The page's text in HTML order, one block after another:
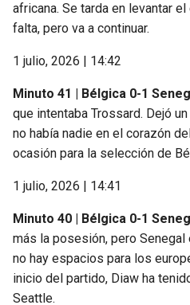
africana. Se tarda en levantar
falta, pero va a continuar.
1 julio, 2026 | 14:42
Minuto 41 | Bélgica 0-1
que intentaba Trossard. Dejó
no había nadie en el corazón
ocasión para la selección de
1 julio, 2026 | 14:41
Minuto 40 | Bélgica 0-1
más la posesión, pero
no hay espacios para los
inicio del partido, Diaw ha
Seattle.